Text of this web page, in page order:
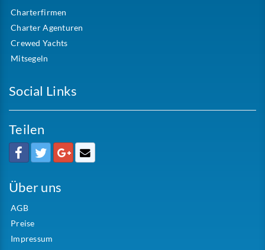
Charterfirmen
Charter Agenturen
Crewed Yachts
Mitsegeln
Social Links
Teilen
Über uns
AGB
Preise
Impressum